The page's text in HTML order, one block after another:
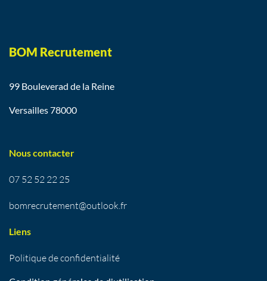
BOM Recrutement
99 Bouleverad de la Reine
Versailles 78000
Nous contacter
07 52 52 22 25
bomrecrutement@outlook.fr
Liens
Politique de confidentialité